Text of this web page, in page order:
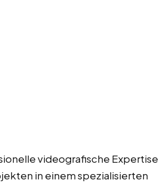
videografische Expertise
in einem spezialisierten